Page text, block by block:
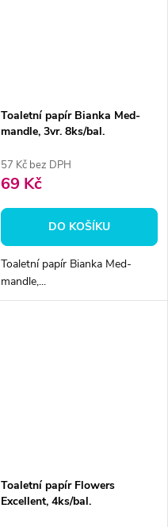
Toaletní papír Bianka Med-
mandle, 3vr. 8ks/bal.
57 Kč bez DPH
69 Kč
DO KOŠÍKU
Toaletní papír Bianka Med-
mandle,...
Toaletní papír Flowers
Excellent, 4ks/bal.